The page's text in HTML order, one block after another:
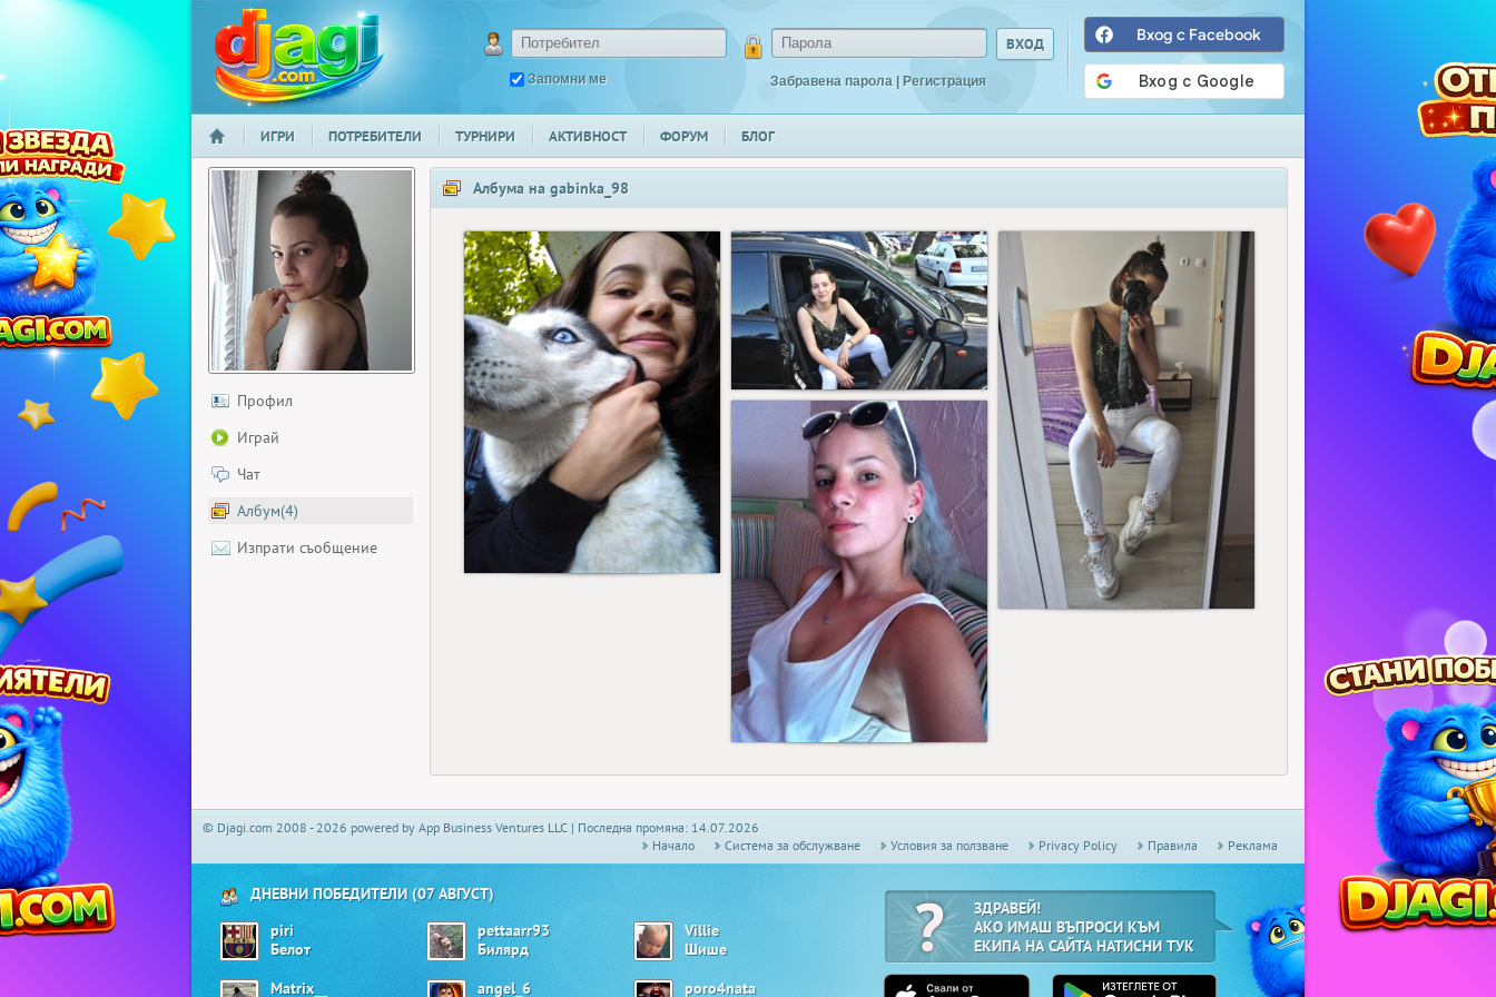
djagi.com
Запомни ме Забравена парола | Регистрация
Вход с Facebook
НАЧАЛО
ИГРИ ПОТРЕБИТЕЛИ ТУРНИРИ АКТИВНОСТ ФОРУМ БЛОГ
Профил
Играй
Чат
Албум(4)
Изпрати съобщение
Албума на gabinka_98
61
71
88
© Djagi.com 2008 - 2026 powered by App Business Ventures LLC | Последна промяна: 14.07.2026
Начало
Системa за обслужване Условия за ползване Privacy Policy Правила Реклама
ДНЕВНИ ПОБЕДИТЕЛИ (07 АВГУСТ)
piri
Белот
pettaarr93
Билярд
Villie
Шише
Matrix__
angel_6 poro4nata
ЗДРАВЕЙ!
АКО ИМАШ ВЪПРОСИ КЪМ
ЕКИПА НА САЙТА НАТИСНИ ТУК